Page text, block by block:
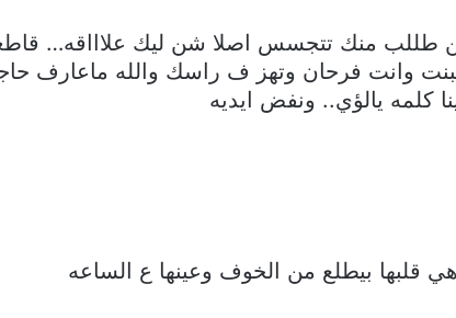
منك تتجسس اصلا شن ليك علاااقه…
وانت فرحان وتهز ف راسك والله ماعارف
كلمه يالؤي.. ونفض ايديه
قلبها بيطلع من الخوف وعينها ع الساعه